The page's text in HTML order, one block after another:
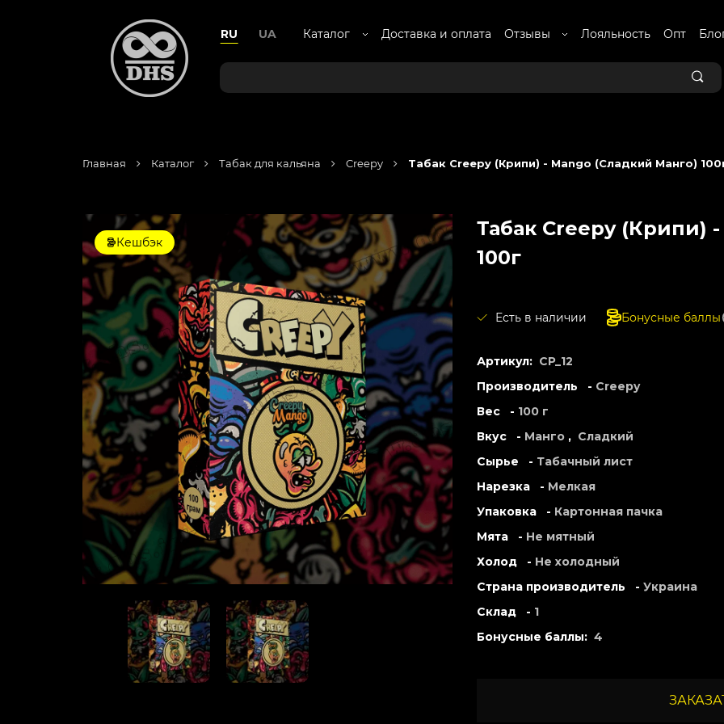
RU UA Каталог Доставка и оплата Отзывы Лояльность Опт
Главная Каталог Табак для кальяна Creepy Табак Creepy (Крипи) - Mango (Сладкий Манго)
Кешбэк
Табак Creepy (Крипи)
100г
Есть в наличии Бонусные баллы
Артикул: CP_12
Производитель - Creepy
Вес - 100 г
Вкус - Манго, Сладкий
Сырье - Табачный лист
Нарезка - Мелкая
Упаковка - Картонная пачка
Мята - Не мятный
Холод - Не холодный
Страна производитель - Украина
Склад - 1
Бонусные баллы: 4